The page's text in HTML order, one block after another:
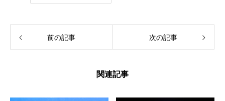
前の記事 次の記事
関連記事